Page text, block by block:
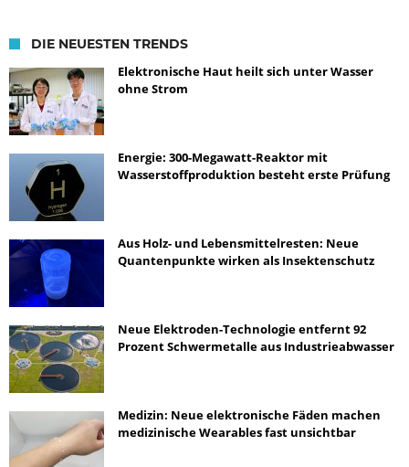
DIE NEUESTEN TRENDS
Elektronische Haut heilt sich unter Wasser
ohne Strom
Energie: 300-Megawatt-Reaktor mit
Wasserstoffproduktion besteht erste Prüfung
Aus Holz- und Lebensmittelresten: Neue
Quantenpunkte wirken als Insektenschutz
Neue Elektroden-Technologie entfernt 92
Prozent Schwermetalle aus Industrieabwasser
Medizin: Neue elektronische Fäden machen
medizinische Wearables fast unsichtbar